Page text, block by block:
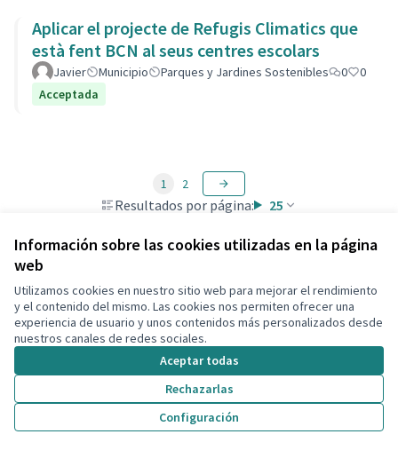
Información sobre las cookies utilizadas en la página
web
Utilizamos cookies en nuestro sitio web para mejorar el rendimiento
y el contenido del mismo. Las cookies nos permiten ofrecer una
experiencia de usuario y unos contenidos más personalizados desde
nuestros canales de redes sociales.
Aceptar todas
Rechazarlas
Configuración
Aplicar el projecte de Refugis Climatics que
està fent BCN al seus centres escolars
Javier Municipio Parques y Jardines Sostenibles 0
0
Acceptada
Resultados por página: 25
1 2
Términos y condiciones de uso
Configuración de cookies
Decidim Calafell en X
(Enlace externo)
Decidim Calafell en Facebook
Decidim Calafell en YouTube
Decidim Calafell en GitHub
(Enlace externo)
Web creada consoftware libre .
Con licencia
(Enlace